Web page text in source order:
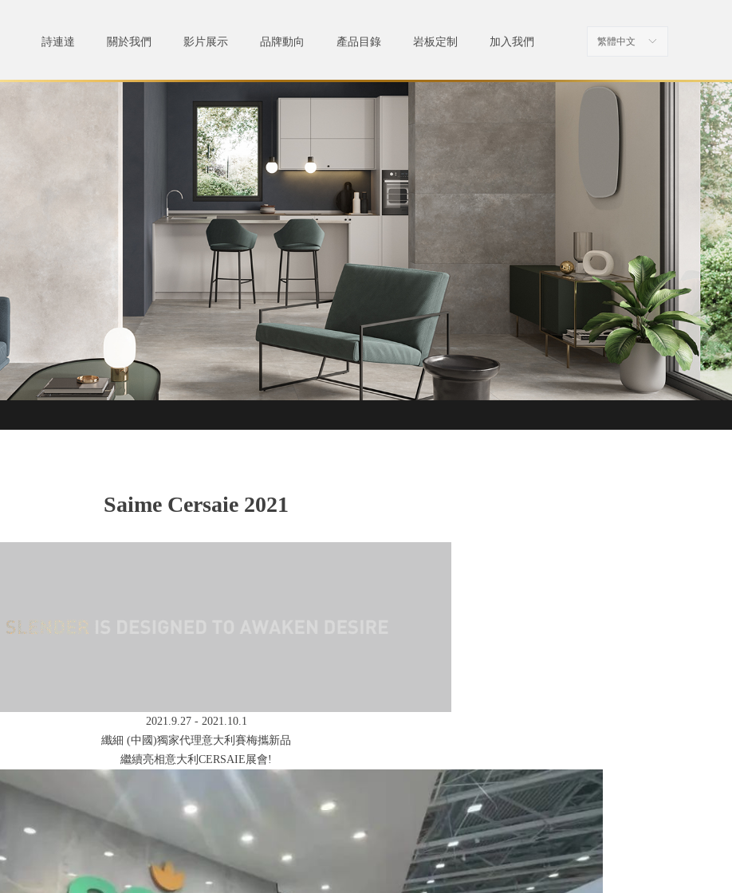
詩連達 關於我們 影片展示 品牌動向 產品目錄 岩板定制 加入我們 ꀅ
繁體中文
Saime Cersaie 2021
2021.9.27 - 2021.10.1
纖細 (中國)獨家代理意大利賽梅攜新品
繼續亮相意大利CERSAIE展會!